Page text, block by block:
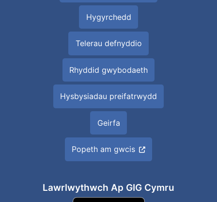
Hygyrchedd
Telerau defnyddio
Rhyddid gwybodaeth
Hysbysiadau preifatrwydd
Geirfa
Popeth am gwcis
Lawrlwythwch Ap GIG Cymru